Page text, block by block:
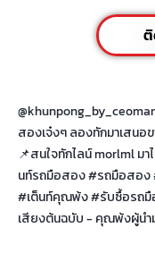
สองเจ๋งๆ ลองทักมาเสน
📌สนใจทักไลน์ morlml มา
นท์รถมือสอง#รถมือสอง
#เต็นท์คุณพ้ง#รับซื้อรถ
เสียงต้นฉบับ - คุณพ้งผู้น